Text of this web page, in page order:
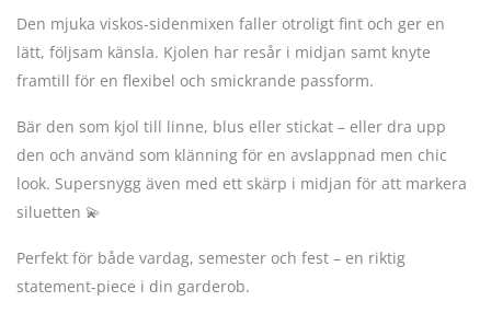
Den mjuka viskos-sidenmixen faller otroligt fint och ger en
lätt, följsam känsla. Kjolen har resår i midjan samt knyte
framtill för en flexibel och smickrande passform.
Bär den som kjol till linne, blus eller stickat – eller dra upp
den och använd som klänning för en avslappnad men chic
look. Supersnygg även med ett skärp i midjan för att markera
siluetten 💫
Perfekt för både vardag, semester och fest – en riktig
statement-piece i din garderob.